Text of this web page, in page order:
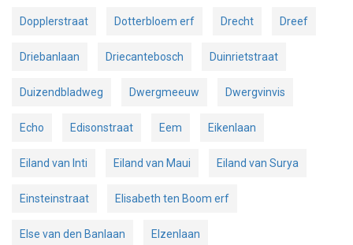
Dopplerstraat Dotterbloem erf Drecht Dreef
Driebanlaan Driecantebosch Duinrietstraat
Duizendbladweg Dwergmeeuw Dwergvinvis
Echo Edisonstraat Eem Eikenlaan
Eiland van Inti Eiland van Maui Eiland van Surya
Einsteinstraat Elisabeth ten Boom erf
Else van den Banlaan Elzenlaan